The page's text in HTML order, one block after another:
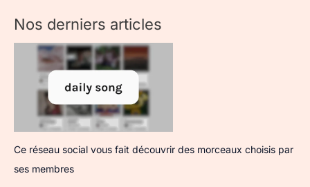
Nos derniers articles
Ce réseau social vous fait découvrir des morceaux choisis par
ses membres